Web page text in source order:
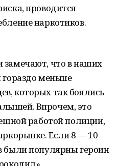
проводится
наркотиков.
замечают, что в наших
гораздо меньше
которых так боялись
Впрочем, это
работой полиции,
Если 8 — 10
были популярны героин